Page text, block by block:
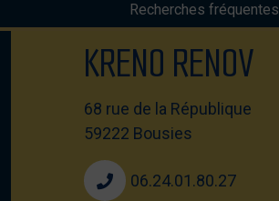
Recherches fréquentes
KRENO RENOV
68 rue de la République
59222 Bousies
06.24.01.80.27